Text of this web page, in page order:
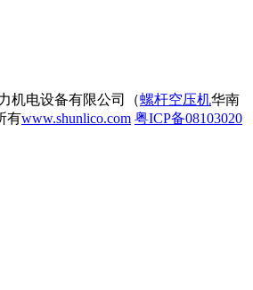
机电设备有限公司（螺杆空压机华南
有www.shunlico.com 粤ICP备08103020